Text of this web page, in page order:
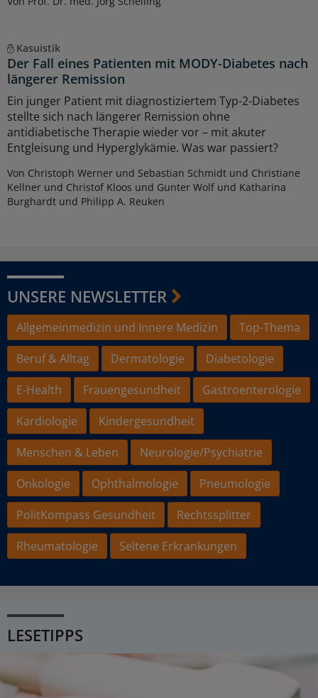
Kasuistik
Der Fall eines Patienten mit MODY-Diabetes nach
längerer Remission
Ein junger Patient mit diagnostiziertem Typ-2-Diabetes
stellte sich nach längerer Remission ohne
antidiabetische Therapie wieder vor – mit akuter
Entgleisung und Hyperglykämie. Was war passiert?
Von Christoph Werner und Sebastian Schmidt und Christiane
Kellner und Christof Kloos und Gunter Wolf und Katharina
Burghardt und Philipp A. Reuken
UNSERE NEWSLETTER
Allgemeinmedizin und Innere Medizin
Top-Thema
Beruf & Alltag
Dermatologie
Diabetologie
E-Health
Frauengesundheit
Gastroenterologie
Kardiologie
Kindergesundheit
Menschen & Leben
Neurologie/Psychiatrie
Onkologie
Ophthalmologie
Pneumologie
PolitKompass Gesundheit
Rechtssplitter
Rheumatologie
Seltene Erkrankungen
LESETIPPS